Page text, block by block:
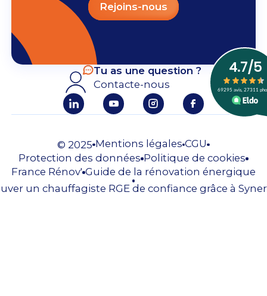
Rejoins-nous
Tu as une question ?
Contacte-nous
© 2025 Mentions légales CGU
Protection des données Politique de cookies
France Rénov' Guide de la rénovation énergique
un chauffagiste RGE de confiance grâce à